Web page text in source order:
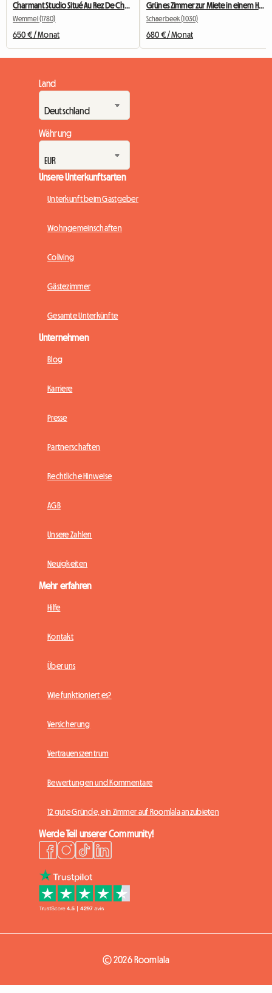
Charmant Studio Situé Au Rez De Chaussée
Wemmel (1780)
650 € / Monat
Grünes Zimmer zur Miete in einem Haus in Brüssel
Schaerbeek (1030)
680 € / Monat
Land
Währung
Unsere Unterkunftsarten
Unterkunft beim Gastgeber
Wohngemeinschaften
Coliving
Gästezimmer
Gesamte Unterkünfte
Unternehmen
Blog
Karriere
Presse
Partnerschaften
Rechtliche Hinweise
AGB
Unsere Zahlen
Neuigkeiten
Mehr erfahren
Hilfe
Kontakt
Über uns
Wie funktioniert es?
Versicherung
Vertrauenszentrum
Bewertungen und Kommentare
12 gute Gründe, ein Zimmer auf Roomlala anzubieten
Werde Teil unserer Community!
© 2026 Roomlala